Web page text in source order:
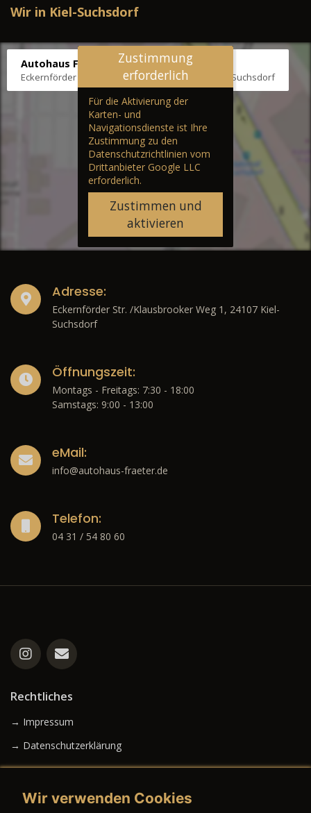
Wir in Kiel-Suchsdorf
Autohaus Fräter
Eckernförder Str. /Klausbrooker Weg 1, 24107 Kiel-Suchsdorf
Zustimmung
erforderlich
Für die Aktivierung der
Karten- und
Navigationsdienste ist Ihre
Zustimmung zu den
Datenschutzrichtlinien vom
Drittanbieter Google LLC
erforderlich.
Zustimmen und
aktivieren
Adresse:
Eckernförder Str. /Klausbrooker Weg 1, 24107 Kiel-
Suchsdorf
Öffnungszeit:
Montags - Freitags: 7:30 - 18:00
Samstags: 9:00 - 13:00
eMail:
info@autohaus-fraeter.de
Telefon:
04 31 / 54 80 60
Rechtliches
→ Impressum
→ Datenschutzerklärung
Wir verwenden Cookies